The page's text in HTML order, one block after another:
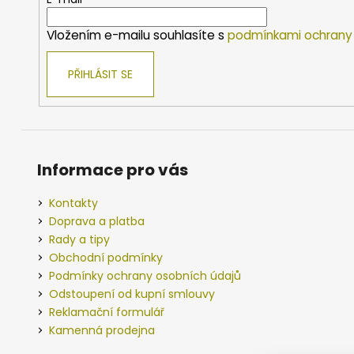
Vložením e-mailu souhlasíte s podmínkami
PŘIHLÁSIT SE
Informace pro vás
Kontakty
Doprava a platba
Rady a tipy
Obchodní podmínky
Podmínky ochrany osobních údajů
Odstoupení od kupní smlouvy
Reklamační formulář
Kamenná prodejna